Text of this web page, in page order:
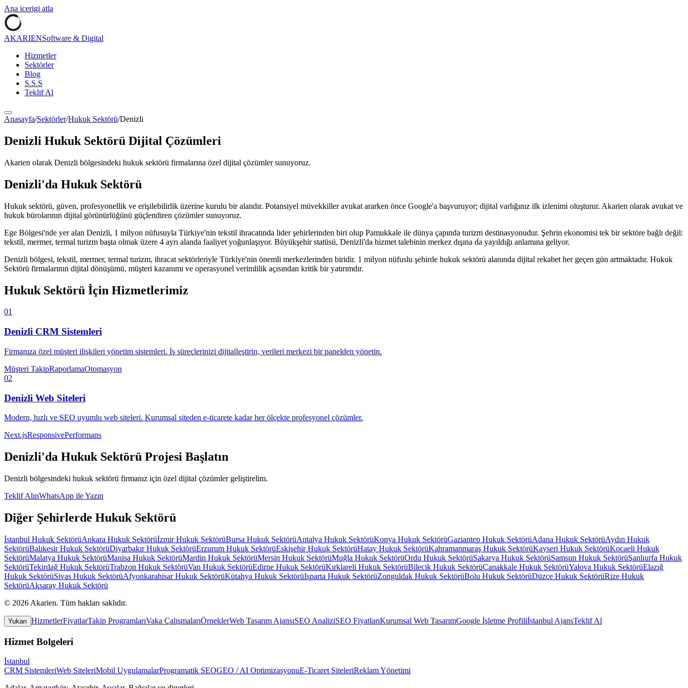
Ana icerigi atla
AKARIENSoftware & Digital
Hizmetler
Sektörler
Blog
S.S.S
Teklif Al
Anasayfa/Sektörler/Hukuk Sektörü/Denizli
Denizli Hukuk Sektörü Dijital Çözümleri
Akarien olarak Denizli bölgesindeki hukuk sektörü firmalarına özel dijital çözümler sunuyoruz.
Denizli'da Hukuk Sektörü
Hukuk sektörü, güven, profesyonellik ve erişilebilirlik üzerine kurulu bir alandır. Potansiyel müvekkiller avukat ararken önce Google'a başvuruyor; dijital varlığınız ilk izlenimi oluşturur. Akarien olarak avukat ve
hukuk bürolarının dijital görünürlüğünü güçlendiren çözümler sunuyoruz.
Ege Bölgesi'nde yer alan Denizli, 1 milyon nüfusuyla Türkiye'nin tekstil ihracatında lider şehirlerinden biri olup Pamukkale ile dünya çapında turizm destinasyonudur. Şehrin ekonomisi tek bir sektöre bağlı değil:
tekstil, mermer, termal turizm başta olmak üzere 4 ayrı alanda faaliyet yoğunlaşıyor. Büyükşehir statüsü, Denizli'da hizmet talebinin merkez dışına da yayıldığı anlamına geliyor.
Denizli bölgesi, tekstil, mermer, termal turizm, ihracat sektörleriyle Türkiye'nin önemli merkezlerinden biridir. 1 milyon nüfuslu şehirde hukuk sektörü alanında dijital rekabet her geçen gün artmaktadır. Hukuk
Sektörü firmalarının dijital dönüşümü, müşteri kazanımı ve operasyonel verimlilik açısından kritik bir yatırımdır.
Hukuk Sektörü İçin Hizmetlerimiz
01
Denizli CRM Sistemleri
Firmanıza özel müşteri ilişkileri yönetim sistemleri. İş süreçlerinizi dijitalleştirin, verileri merkezi bir panelden yönetin.
Müşteri TakipRaporlamaOtomasyon
02
Denizli Web Siteleri
Modern, hızlı ve SEO uyumlu web siteleri. Kurumsal siteden e-ticarete kadar her ölçekte profesyonel çözümler.
Next.jsResponsivePerformans
Denizli'da Hukuk Sektörü Projesi Başlatın
Denizli bölgesindeki hukuk sektörü firmanız için özel dijital çözümler geliştirelim.
Teklif AlınWhatsApp ile Yazın
Diğer Şehirlerde Hukuk Sektörü
İstanbul Hukuk SektörüAnkara Hukuk Sektörüİzmir Hukuk SektörüBursa Hukuk SektörüAntalya Hukuk SektörüKonya Hukuk SektörüGaziantep Hukuk SektörüAdana Hukuk SektörüAydın Hukuk
SektörüBalıkesir Hukuk SektörüDiyarbakır Hukuk SektörüErzurum Hukuk SektörüEskişehir Hukuk SektörüHatay Hukuk SektörüKahramanmaraş Hukuk SektörüKayseri Hukuk SektörüKocaeli Hukuk
SektörüMalatya Hukuk SektörüManisa Hukuk SektörüMardin Hukuk SektörüMersin Hukuk SektörüMuğla Hukuk SektörüOrdu Hukuk SektörüSakarya Hukuk SektörüSamsun Hukuk SektörüŞanlıurfa Hukuk
SektörüTekirdağ Hukuk SektörüTrabzon Hukuk SektörüVan Hukuk SektörüEdirne Hukuk SektörüKırklareli Hukuk SektörüBilecik Hukuk SektörüÇanakkale Hukuk SektörüYalova Hukuk SektörüElazığ
Hukuk SektörüSivas Hukuk SektörüAfyonkarahisar Hukuk SektörüKütahya Hukuk SektörüIsparta Hukuk SektörüZonguldak Hukuk SektörüBolu Hukuk SektörüDüzce Hukuk SektörüRize Hukuk
SektörüAksaray Hukuk Sektörü
© 2026 Akarien. Tüm hakları saklıdır.
Yukarı HizmetlerFiyatlarTakip ProgramlarıVaka ÇalışmalarıÖrneklerWeb Tasarım AjansıSEO AnaliziSEO FiyatlarıKurumsal Web TasarımGoogle İşletme Profiliİstanbul AjansTeklif Al
Hizmet Bolgeleri
İstanbul
CRM SistemleriWeb SiteleriMobil UygulamalarProgramatik SEOGEO / AI OptimizasyonuE-Ticaret SiteleriReklam Yönetimi